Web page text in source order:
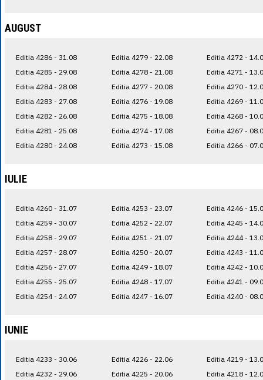
AUGUST
Editia 4286 - 31.08
Editia 4285 - 29.08
Editia 4284 - 28.08
Editia 4283 - 27.08
Editia 4282 - 26.08
Editia 4281 - 25.08
Editia 4280 - 24.08
Editia 4279 - 22.08
Editia 4278 - 21.08
Editia 4277 - 20.08
Editia 4276 - 19.08
Editia 4275 - 18.08
Editia 4274 - 17.08
Editia 4273 - 15.08
Editia 4272 -
Editia 4271 -
Editia 4270 -
Editia 4269 -
Editia 4268 -
Editia 4267 -
Editia 4266 -
IULIE
Editia 4260 - 31.07
Editia 4259 - 30.07
Editia 4258 - 29.07
Editia 4257 - 28.07
Editia 4256 - 27.07
Editia 4255 - 25.07
Editia 4254 - 24.07
Editia 4253 - 23.07
Editia 4252 - 22.07
Editia 4251 - 21.07
Editia 4250 - 20.07
Editia 4249 - 18.07
Editia 4248 - 17.07
Editia 4247 - 16.07
Editia 4246 -
Editia 4245 -
Editia 4244 -
Editia 4243 -
Editia 4242 -
Editia 4241 -
Editia 4240 -
IUNIE
Editia 4233 - 30.06
Editia 4232 - 29.06
Editia 4226 - 22.06
Editia 4225 - 20.06
Editia 4219 -
Editia 4218 -